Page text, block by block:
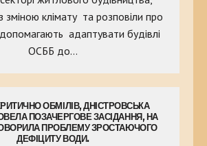
зміною клімату та розповіли про
адаптувати будівлі
ОСББ до…
ОБМІЛІВ, ДНІСТРОВСЬКА
ПОЗАЧЕРГОВЕ ЗАСІДАННЯ, НА
ПРОБЛЕМУ ЗРОСТАЮЧОГО
ДЕФІЦИТУ ВОДИ.